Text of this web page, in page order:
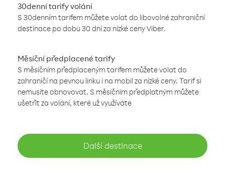
30denní tarify volání
S 30denním tarifem můžete volat do libovolné zahraniční
destinace po dobu 30 dní za nízké ceny Viber.
Měsíční předplacené tarify
S měsíčním předplaceným tarifem můžete volat do
zahraničí na pevnou linku i na mobil za nízké ceny. Tarif si
nemusíte obnovovat. S měsíčním předplatným můžete
ušetřit za volání, které už využíváte
Další destinace